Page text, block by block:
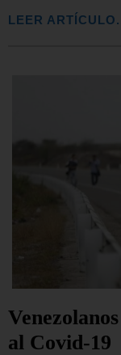
LEER
al Covid-19